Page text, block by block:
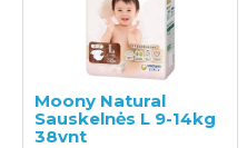
Moony Natural
Sauskelnės L 9-14kg
38vnt